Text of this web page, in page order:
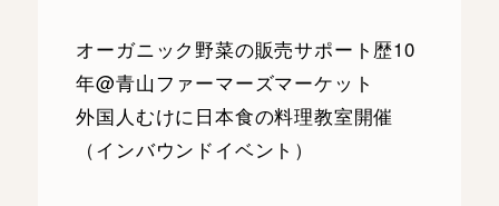
オーガニック野菜の販売サポート歴10
年@青山ファーマーズマーケット
外国人むけに日本食の料理教室開催
（インバウンドイベント）